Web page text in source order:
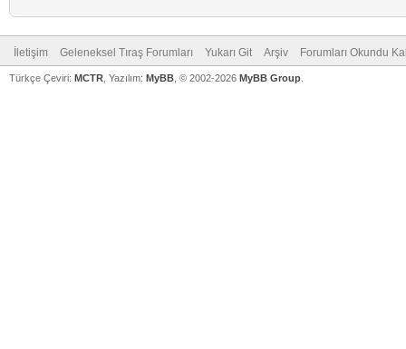
İletişim Geleneksel Tıraş Forumları Yukarı Git Arşiv Forumları Okundu
Türkçe Çeviri: MCTR , Yazılım: MyBB , © 2002-2026 MyBB Group